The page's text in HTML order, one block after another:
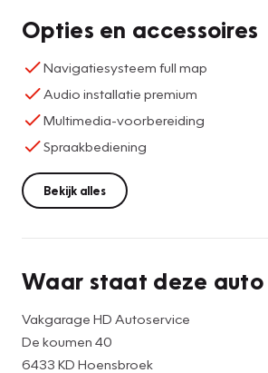
Opties en accessoires
Navigatiesysteem full map
Audio installatie premium
Multimedia-voorbereiding
Spraakbediening
Bekijk alles
Waar staat deze auto
Vakgarage HD Autoservice
De koumen 40
6433 KD Hoensbroek